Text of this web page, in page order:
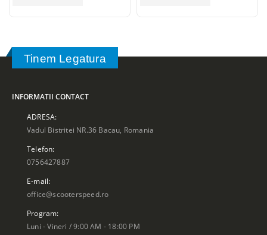
Tinem Legatura
INFORMATII CONTACT
ADRESA:
Vadul Bistritei NR.36 Bacau, Romania
Telefon:
0756427887
E-mail:
office@scooterspeed.ro
Program:
Luni - Vineri / 9:00 AM - 18:00 PM